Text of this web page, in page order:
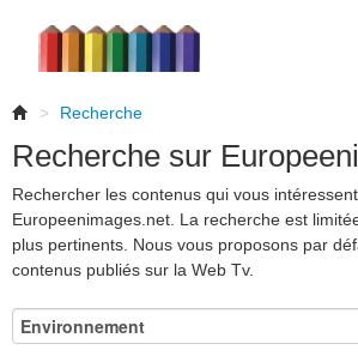
> Recherche
Recherche sur
Rechercher les contenus qui vous
Europeenimages.net. La recherche est
plus pertinents. Nous vous proposons par
contenus publiés sur la Web Tv.